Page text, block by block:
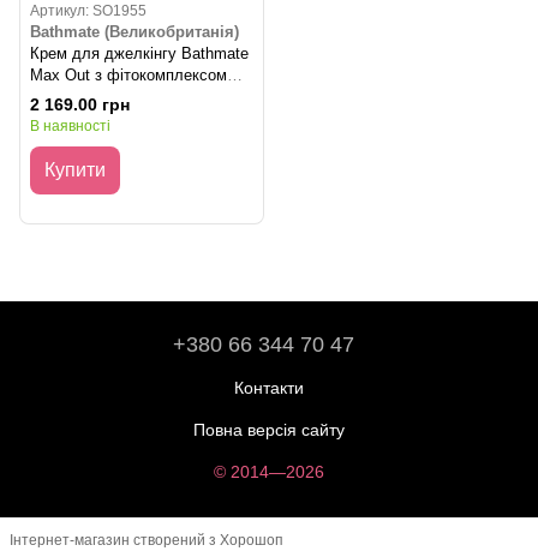
Артикул: SO1955
Bathmate (Великобританія)
Крем для джелкінгу Bathmate
Max Out з фітокомплексом
Testostomax (100 мл), для
збільшення пеніса
2 169.00 грн
В наявності
Купити
+380 66 344 70 47
Контакти
Повна версія сайту
© 2014—2026
Інтернет-магазин створений з Хорошоп